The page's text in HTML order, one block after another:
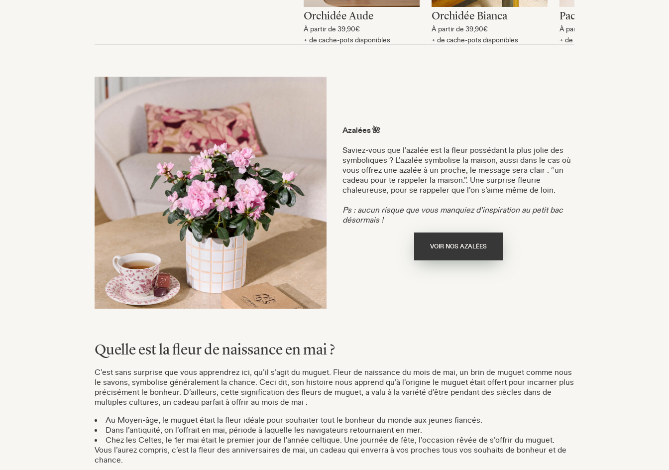
Orchidée Aude
À partir de 39,90€
+ de cache-pots disponibles
Orchidée Bianca
À partir de 39,90€
+ de cache-pots disponibles
Pachira James
À partir de
+ de cache-pots disponibles
Azalées 🌺
Saviez-vous que l’azalée est la fleur possédant la plus jolie des
symboliques ? L’azalée symbolise la maison, aussi dans le cas où
vous offrez une azalée à un proche, le message sera clair : “un
cadeau pour te rappeler la maison.”. Une surprise fleurie
chaleureuse, pour se rappeler que l’on s’aime même de loin.
Ps : aucun risque que vous manquiez d’inspiration au petit bac
désormais !
VOIR NOS AZALÉES
Quelle est la fleur de naissance en mai ?
C’est sans surprise que vous apprendrez ici, qu’il s’agit du muguet. Fleur de naissance du mois de mai, un brin de muguet comme nous
le savons, symbolise généralement la chance. Ceci dit, son histoire nous apprend qu’à l’origine le muguet était offert pour incarner plus
précisément le bonheur. D’ailleurs, cette signification des fleurs de muguet, a valu à la variété d’être pendant des siècles dans de
multiples cultures, un cadeau parfait à offrir au mois de mai :
Au Moyen-âge, le muguet était la fleur idéale pour souhaiter tout le bonheur du monde aux jeunes fiancés.
Dans l’antiquité, on l’offrait en mai, période à laquelle les navigateurs retournaient en mer.
Chez les Celtes, le 1er mai était le premier jour de l’année celtique. Une journée de fête, l’occasion rêvée de s’offrir du muguet.
Vous l’aurez compris, c’est la fleur des anniversaires de mai, un cadeau qui enverra à vos proches tous vos souhaits de bonheur et de
chance.